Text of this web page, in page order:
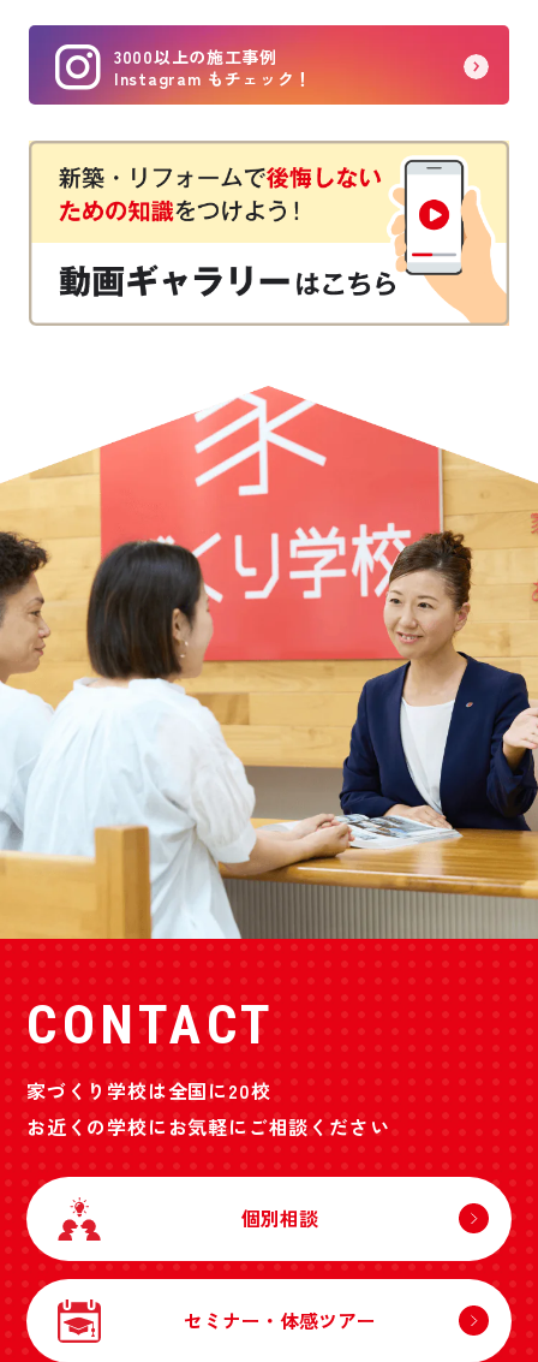
3000以上の施工事例
Instagram もチェック！
CONTACT
家づくり学校は全国に20校
お近くの学校にお気軽にご相談ください
個別相談
セミナー・体感ツアー